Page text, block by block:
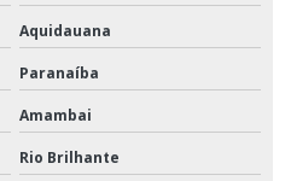
Aquidauana
Paranaíba
Amambai
Rio Brilhante